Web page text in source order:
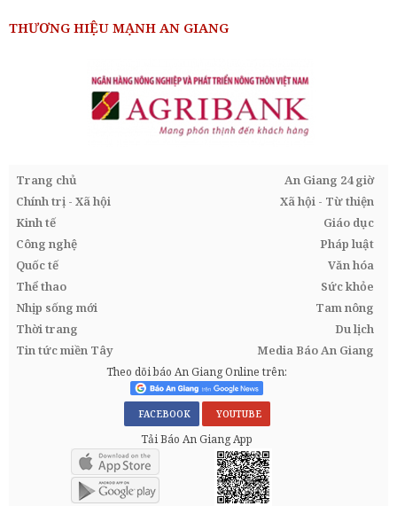
THƯƠNG HIỆU MẠNH AN GIANG
Trang chủ
An Giang 24 giờ
Chính trị - Xã hội
Xã hội - Từ thiện
Kinh tế
Giáo dục
Công nghệ
Pháp luật
Quốc tế
Văn hóa
Thể thao
Sức khỏe
Nhịp sống mới
Tam nông
Thời trang
Du lịch
Tin tức miền Tây
Media Báo An Giang
Theo dõi báo An Giang Online trên:
FACEBOOK YOUTUBE
Tải Báo An Giang App